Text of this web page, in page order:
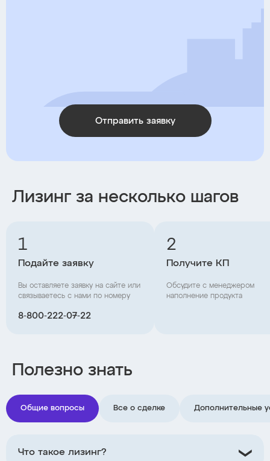
Отправить заявку
Лизинг за несколько шагов
1
Подайте заявку
Вы оставляете заявку на сайте или
связываетесь с нами по номеру
8‑800‑222‑07‑22
2
Получите КП
Обсудите с менеджером
наполнение продукта
Полезно знать
Общие вопросы Все о сделке Дополнительные
Что такое лизинг?